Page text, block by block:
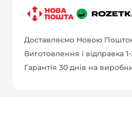
Доставляємо Новою
Виготовлення і відправка
Гарантія 30 днів на